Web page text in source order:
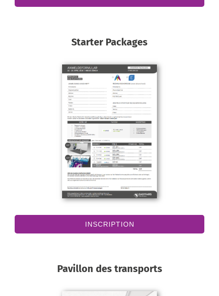
Starter Packages
INSCRIPTION
Pavillon des transports